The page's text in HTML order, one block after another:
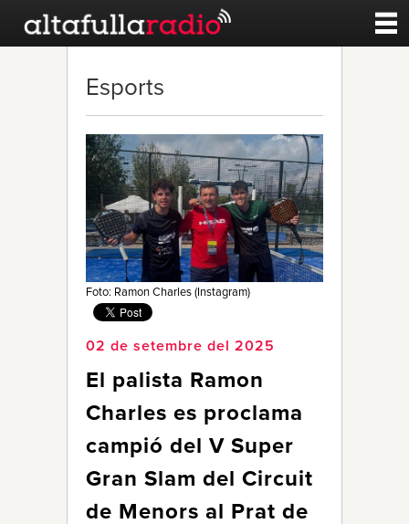
Esports
Noticies
Qui Som
Esports
Foto: Ramon Charles (Instagram)
02 de setembre del 2025
El palista Ramon
Charles es proclama
campió del V Super
Gran Slam del Circuit
de Menors al Prat de